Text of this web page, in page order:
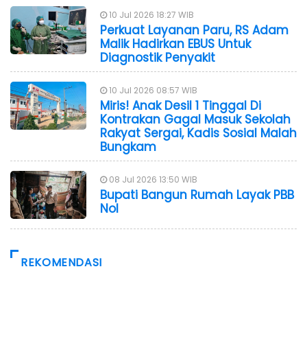
10 Jul 2026 18:27 WIB
Perkuat Layanan Paru, RS Adam
Malik Hadirkan EBUS Untuk
Diagnostik Penyakit
10 Jul 2026 08:57 WIB
Miris! Anak Desil 1 Tinggal Di
Kontrakan Gagal Masuk Sekolah
Rakyat Sergai, Kadis Sosial Malah
Bungkam
08 Jul 2026 13:50 WIB
Bupati Bangun Rumah Layak PBB
Nol
REKOMENDASI